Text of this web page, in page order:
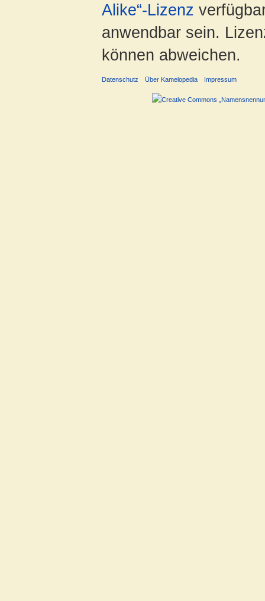
Alike“-Lizenz
anwendbar sein.
können abweichen.
Datenschutz Über Kamelopedia Impressum